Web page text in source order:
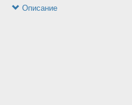
Описание